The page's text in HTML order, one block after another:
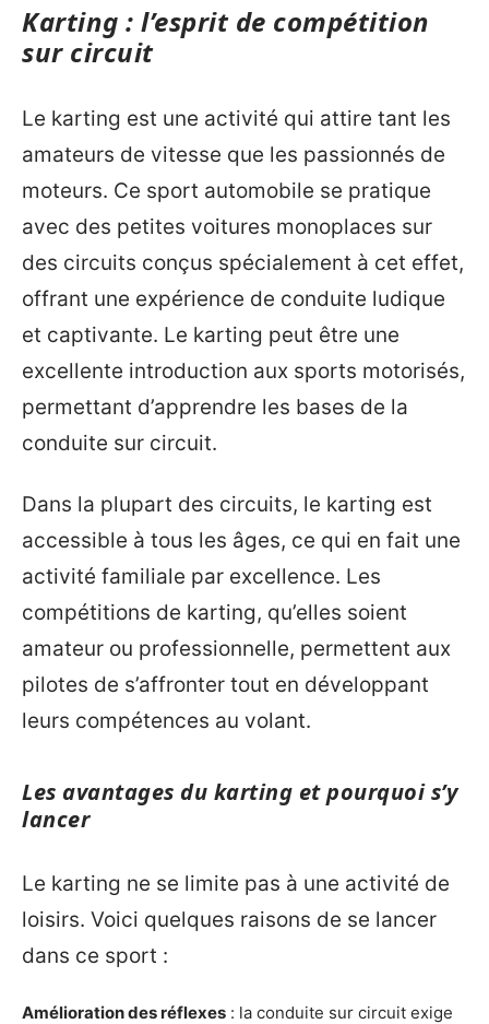
Karting : l’esprit de compétition
sur circuit
Le karting est une activité qui attire tant les
amateurs de vitesse que les passionnés de
moteurs. Ce sport automobile se pratique
avec des petites voitures monoplaces sur
des circuits conçus spécialement à cet effet,
offrant une expérience de conduite ludique
et captivante. Le karting peut être une
excellente introduction aux sports motorisés,
permettant d’apprendre les bases de la
conduite sur circuit.
Dans la plupart des circuits, le karting est
accessible à tous les âges, ce qui en fait une
activité familiale par excellence. Les
compétitions de karting, qu’elles soient
amateur ou professionnelle, permettent aux
pilotes de s’affronter tout en développant
leurs compétences au volant.
Les avantages du karting et pourquoi s’y
lancer
Le karting ne se limite pas à une activité de
loisirs. Voici quelques raisons de se lancer
dans ce sport :
Amélioration des réflexes : la conduite sur circuit exige